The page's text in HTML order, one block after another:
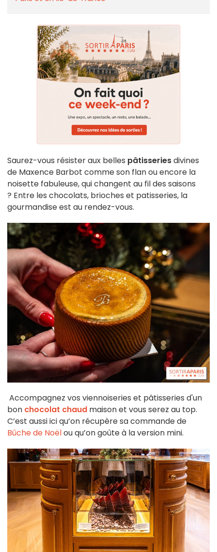
Saurez-vous résister aux belles pâtisseriesdivines
de Maxence Barbot comme son flan ou encore la
noisette fabuleuse, qui changent au fil des saisons
? Entre les chocolats, brioches et patisseries, la
gourmandise est au rendez-vous.
Accompagnez vos viennoiseries et pâtisseries d'un
bon chocolat chaud maison et vous serez au top.
C’est aussi ici qu’on récupère sa commande de
Bûche de Noëlou qu’on goûte à la version mini.